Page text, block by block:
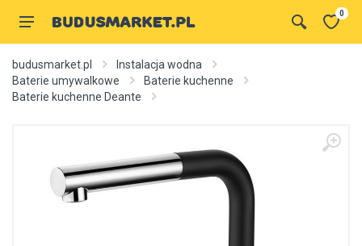
0
budusmarket.pl
Instalacja wodna
Baterie umywalkowe
Baterie kuchenne
Baterie kuchenne Deante